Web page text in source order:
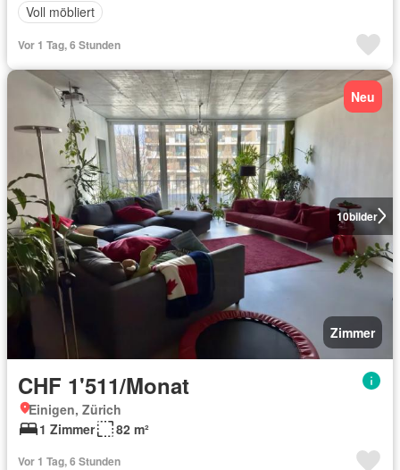
Voll möbliert
Vor 1 Tag, 6 Stunden
10bilder
Neu
Zimmer
CHF 1'511/Monat
Einigen, Zürich
1 Zimmer
82 m²
Vor 1 Tag, 6 Stunden